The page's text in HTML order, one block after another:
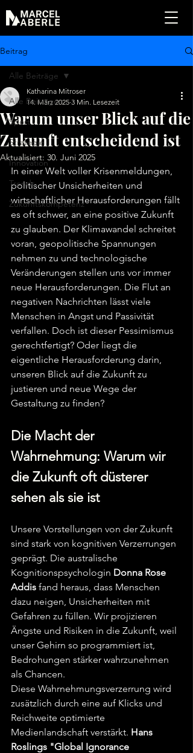
Beitrag
Alle Beiträge
Sport
Strategie
Innovation
Trends
Zukunftskompetenz
Alle Beiträge
Warum unser Blick auf die
Zukunft entscheidend ist
Katharina Mitroser
14. März 2025 3 Min. Lesezeit
Aktualisiert: 30. Juni 2025
In einer Welt voller Krisenmeldungen,
politischer Unsicherheiten und
wirtschaftlicher Herausforderungen fällt
es oft schwer, an eine positive Zukunft
zu glauben. Der Klimawandel schreitet
voran, geopolitische Spannungen
nehmen zu und technologische
Veränderungen stellen uns vor immer
neue Herausforderungen. Die Flut an
negativen Nachrichten lässt viele
Menschen in Angst und Passivität
verfallen. Doch ist dieser Pessimismus
gerechtfertigt? Oder liegt die
eigentliche Herausforderung darin,
unseren Blick auf die Zukunft zu
justieren und neue Wege der
Gestaltung zu finden?
Die Macht der
Wahrnehmung: Warum wir
die Zukunft oft düsterer
sehen als sie ist
Unsere Vorstellungen von der Zukunft
sind stark von kognitiven Verzerrungen
geprägt. Die australische
Kognitionspsychologin Donna Rose
Addis fand heraus, dass Menschen
dazu neigen, Unsicherheiten mit
Gefahren zu füllen. Wir projizieren
Ängste und Risiken in die Zukunft, weil
unser Gehirn so programmiert ist,
Bedrohungen stärker wahrzunehmen
als Chancen.
Diese Wahrnehmungsverzerrung wird
zusätzlich durch eine auf Klicks und
Reichweite optimierte
Medienlandschaft verstärkt. Hans
Roslings "Global Ignorance